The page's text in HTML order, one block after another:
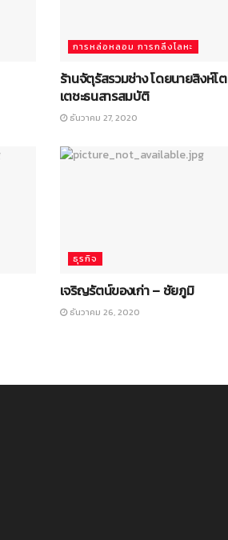
การหล่อหลอม การกลึงโลหะ
ร้านจัตุรัสรวมช่าง โดยนายสิงห์โต
เตชะธนสารสมบัติ
ธันวาคม 27, 2020
ธุรกิจ
เจริญรัตน์ของเก่า – ชัยภูมิ
ธันวาคม 26, 2020